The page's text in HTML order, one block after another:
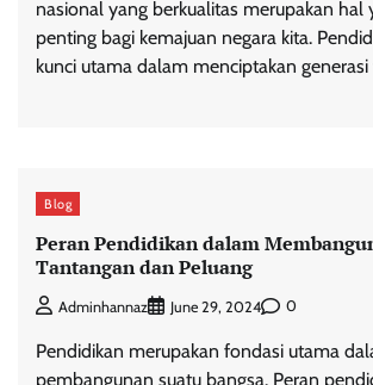
nasional yang berkualitas merupakan hal
penting bagi kemajuan negara kita.
kunci utama dalam menciptakan
Blog
Peran Pendidikan dalam
Tantangan dan Peluang
Adminhannaz June 29, 2024 0
Pendidikan merupakan fondasi utama
pembangunan suatu bangsa. Peran